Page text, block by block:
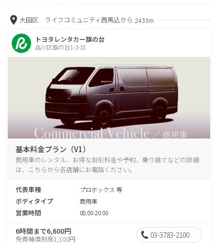
大田区 ライフコミュニティ西馬込から 2433m
トヨタレンタカー旗の台
品川区旗の台1-3-18
基本料金プラン（V1）
商用車のレンタル、お得な割引料金や予約、乗り捨てなどの詳細
は、こちらから各店舗にお電話ください。
代表車種 プロボックス 等
ボディタイプ 商用車
営業時間 08:00-20:00
6時間まで6,600円
免責補償制度1,100円 03-3783-2100